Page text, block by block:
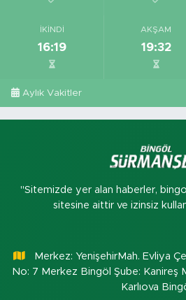
İKINDI
16:19
AKŞAM
19:32
Aylık Vakitler
"Sitemizde yer alan haberler,
sitesine aittir ve izinsiz
Merkez: YenişehirMah. Evliya
No: 7 Merkez Bingöl Şube: Kanireş
Karlıova